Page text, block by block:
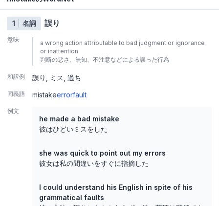
1 名詞 誤り
意味
a wrong action attributable to bad judgment or ignorance
or inattention
判断の悪さ、無知、不注意などによる誤った行為
和訳例 誤り ミス 過ち
同義語 mistakeerrorfault
例文
he made a bad mistake
彼はひどいミスをした
she was quick to point out my errors
彼女は私の間違いをすぐに指摘した
I could understand his English in spite of his
grammatical faults